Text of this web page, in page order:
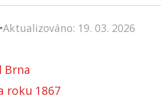
•Aktualizováno: 19. 03. 2026
Brna
roku 1867